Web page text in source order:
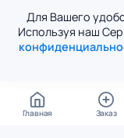
Для Вашего
Используя наш
Главная Заказ